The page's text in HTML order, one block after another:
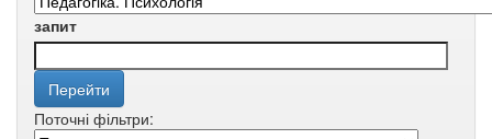
запит
Поточні фільтри: